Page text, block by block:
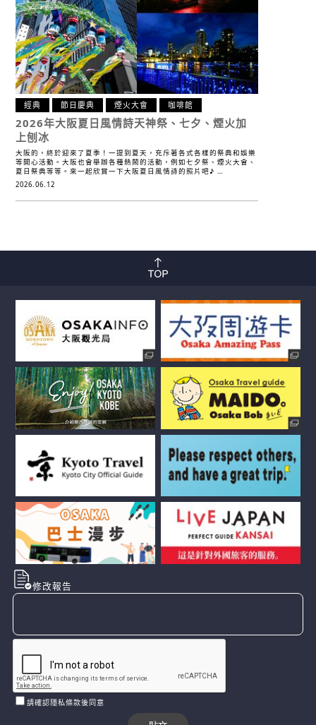
經典 節日慶典 煙火大會 咖啡館
2026年大阪夏日風情詩天神祭、七夕、煙火加
上刨冰
大阪的，終於迎來了夏季！一提到夏天，充斥著各式各樣的祭典和娛樂
等開心活動。大阪也會舉辦各種熱鬧的活動，例如七夕祭、煙火大會、
夏日祭典等等。來一起欣賞一下大阪夏日風情詩的照片吧♪ …
2026.06.12
修改報告
請確認隱私條款後同意